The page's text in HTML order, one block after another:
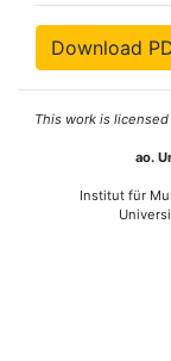
Download
This work is
ao.
Institut für